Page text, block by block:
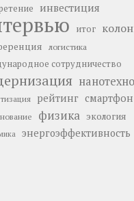
инвестиция
итог
логистика
сотрудничество
рейтинг смартфон
физика экология
энергоэффективность